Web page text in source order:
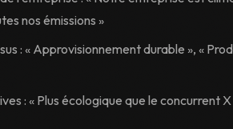
nos émissions »
: « Approvisionnement durable », «
: « Plus écologique que le concurrent